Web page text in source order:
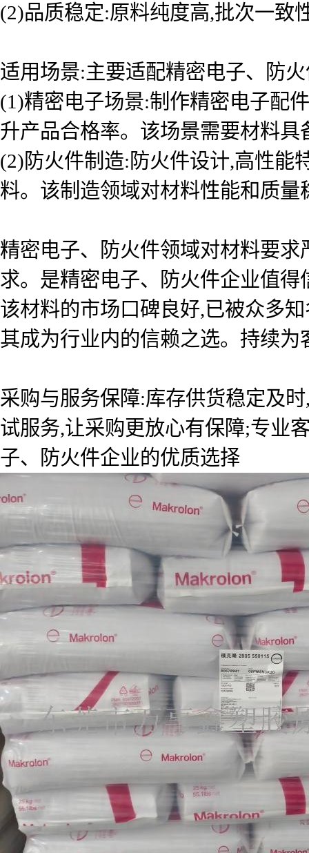
(2)品质稳定:原料纯度高,批次一致
适用场景:主要适配精密电子、防
(1)精密电子场景:制作精密电子配
升产品合格率。该场景需要材料
(2)防火件制造:防火件设计,高性能
料。该制造领域对材料性能和质量
精密电子、防火件领域对材料要
求。是精密电子、防火件企业值
该材料的市场口碑良好,已被众多
其成为行业内的信赖之选。持续
采购与服务保障:库存供货稳定及
试服务,让采购更放心有保障;专业
子、防火件企业的优质选择